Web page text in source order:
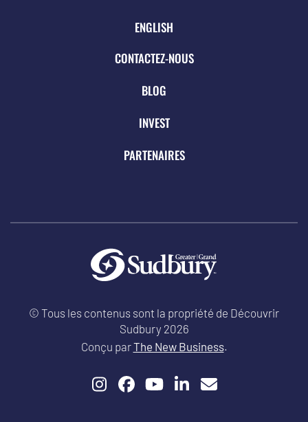
ENGLISH
CONTACTEZ-NOUS
BLOG
INVEST
PARTENAIRES
© Tous les contenus sont la propriété de Découvrir
Sudbury 2026
Conçu parThe New Business.
Instagram
Facebook
YouTube
LinkedIn
Email